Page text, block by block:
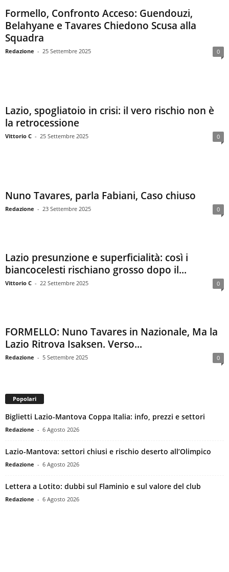
Formello, Confronto Acceso: Guendouzi,
Belahyane e Tavares Chiedono Scusa alla
Squadra
Redazione - 25 Settembre 2025 0
Lazio, spogliatoio in crisi: il vero rischio non è
la retrocessione
Vittorio C - 25 Settembre 2025 0
Nuno Tavares, parla Fabiani, Caso chiuso
Redazione - 23 Settembre 2025 0
Lazio presunzione e superficialità: così i
biancocelesti rischiano grosso dopo il...
Vittorio C - 22 Settembre 2025 0
FORMELLO: Nuno Tavares in Nazionale, Ma la
Lazio Ritrova Isaksen. Verso...
Redazione - 5 Settembre 2025 0
Popolari
Biglietti Lazio-Mantova Coppa Italia: info, prezzi e settori
Redazione - 6 Agosto 2026
Lazio-Mantova: settori chiusi e rischio deserto all’Olimpico
Redazione - 6 Agosto 2026
Lettera a Lotito: dubbi sul Flaminio e sul valore del club
Redazione - 6 Agosto 2026